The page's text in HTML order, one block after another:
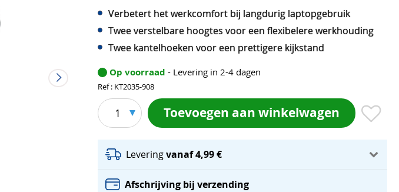
Verbetert het werkcomfort bij langdurig laptopgebruik
Twee verstelbare hoogtes voor een flexibelere werkhouding
Twee kantelhoeken voor een prettigere kijkstand
Op voorraad - Levering in 2-4 dagen
Ref : KT2035-908
1 Toevoegen aan winkelwagen
Leveringvanaf 4,99 €
Afschrijving bij verzending